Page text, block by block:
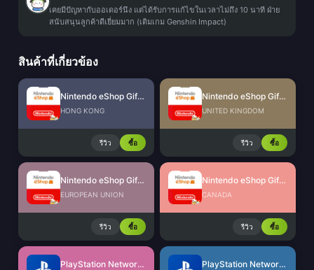
เคยมีปัญหากับออเดอร์นึง แต่ได้รับการแก้ไขในเวลาไม่ถึง 10 นาที ฝ่าย
สนับสนุนลูกค้าดีเยี่ยมมาก (เติมเกม Genshin Impact)
สินค้าที่เกี่ยวข้อง
Nintendo eShop Gift Card (HK)
HONG KONG
รีวิว ซื้อ
Nintendo eShop Gift Card (UK)
UNITED KINGDOM
รีวิว ซื้อ
Nintendo eShop Gift Card (EU)
EUROPEAN UNION
รีวิว ซื้อ
Nintendo eShop Gift Card (CA)
CANADA
รีวิว ซื้อ
PlayStation Network Card (US) PlayStation Network Card (HK)